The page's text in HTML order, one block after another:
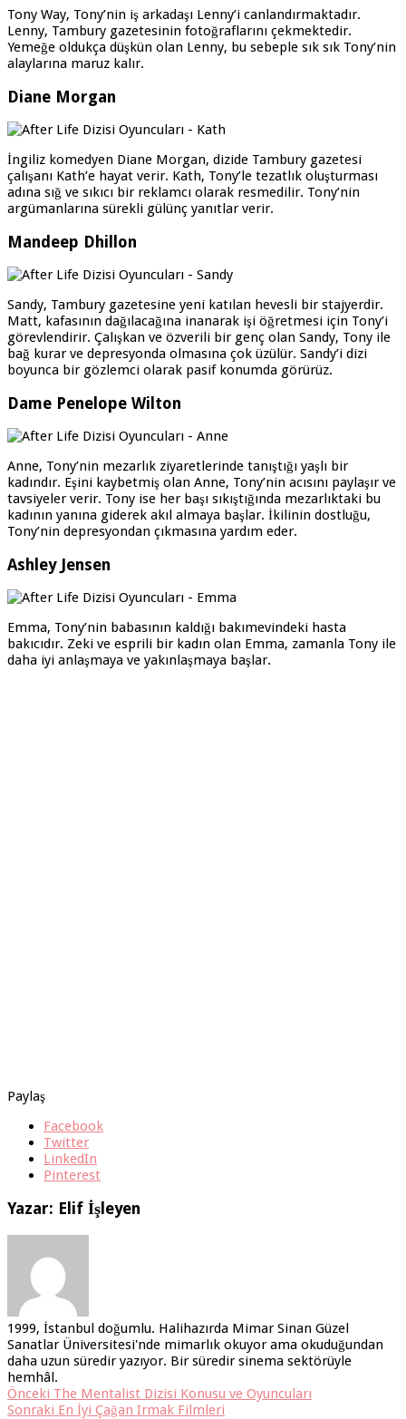
Tony Way, Tony’nin iş arkadaşı Lenny’i canlandırmaktadır.
Lenny, Tambury gazetesinin fotoğraflarını çekmektedir.
Yemeğe oldukça düşkün olan Lenny, bu sebeple sık sık Tony’nin
alaylarına maruz kalır.
Diane Morgan
İngiliz komedyen Diane Morgan, dizide Tambury gazetesi
çalışanı Kath’e hayat verir. Kath, Tony’le tezatlık oluşturması
adına sığ ve sıkıcı bir reklamcı olarak resmedilir. Tony’nin
argümanlarına sürekli gülünç yanıtlar verir.
Mandeep Dhillon
Sandy, Tambury gazetesine yeni katılan hevesli bir stajyerdir.
Matt, kafasının dağılacağına inanarak işi öğretmesi için Tony’i
görevlendirir. Çalışkan ve özverili bir genç olan Sandy, Tony ile
bağ kurar ve depresyonda olmasına çok üzülür. Sandy’i dizi
boyunca bir gözlemci olarak pasif konumda görürüz.
Dame Penelope Wilton
Anne, Tony’nin mezarlık ziyaretlerinde tanıştığı yaşlı bir
kadındır. Eşini kaybetmiş olan Anne, Tony’nin acısını paylaşır ve
tavsiyeler verir. Tony ise her başı sıkıştığında mezarlıktaki bu
kadının yanına giderek akıl almaya başlar. İkilinin dostluğu,
Tony’nin depresyondan çıkmasına yardım eder.
Ashley Jensen
Emma, Tony’nin babasının kaldığı bakımevindeki hasta
bakıcıdır. Zeki ve esprili bir kadın olan Emma, zamanla Tony ile
daha iyi anlaşmaya ve yakınlaşmaya başlar.
Paylaş
Facebook
Twitter
LinkedIn
Pinterest
Yazar: Elif İşleyen
1999, İstanbul doğumlu. Halihazırda Mimar Sinan Güzel
Sanatlar Üniversitesi'nde mimarlık okuyor ama okuduğundan
daha uzun süredir yazıyor. Bir süredir sinema sektörüyle
hemhâl.
Önceki The Mentalist Dizisi Konusu ve Oyuncuları
Sonraki En İyi Çağan Irmak Filmleri